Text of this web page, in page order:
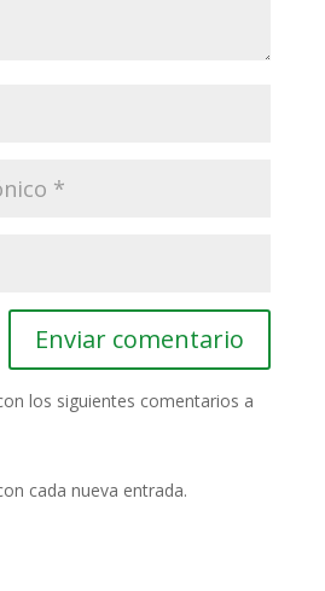
los siguientes comentarios a
cada nueva entrada.